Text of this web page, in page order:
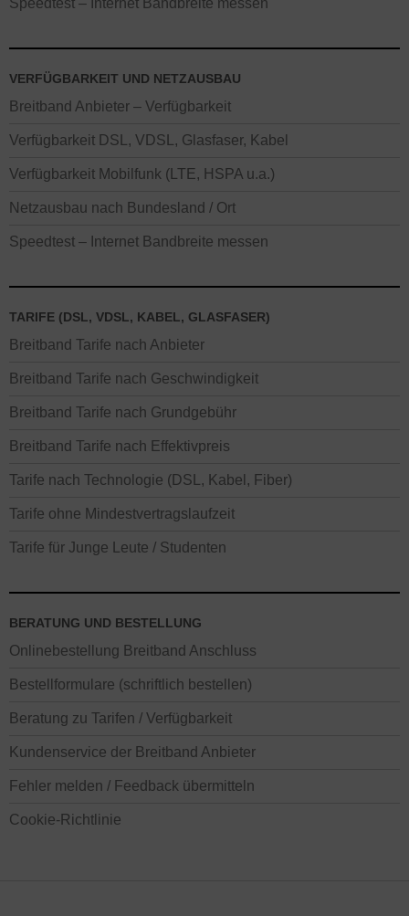
VERFÜGBARKEIT UND NETZAUSBAU
Breitband Anbieter – Verfügbarkeit
Verfügbarkeit DSL, VDSL, Glasfaser, Kabel
Verfügbarkeit Mobilfunk (LTE, HSPA u.a.)
Netzausbau nach Bundesland / Ort
Speedtest – Internet Bandbreite messen
TARIFE (DSL, VDSL, KABEL, GLASFASER)
Breitband Tarife nach Anbieter
Breitband Tarife nach Geschwindigkeit
Breitband Tarife nach Grundgebühr
Breitband Tarife nach Effektivpreis
Tarife nach Technologie (DSL, Kabel, Fiber)
Tarife ohne Mindestvertragslaufzeit
Tarife für Junge Leute / Studenten
BERATUNG UND BESTELLUNG
Onlinebestellung Breitband Anschluss
Bestellformulare (schriftlich bestellen)
Beratung zu Tarifen / Verfügbarkeit
Kundenservice der Breitband Anbieter
Fehler melden / Feedback übermitteln
Cookie-Richtlinie